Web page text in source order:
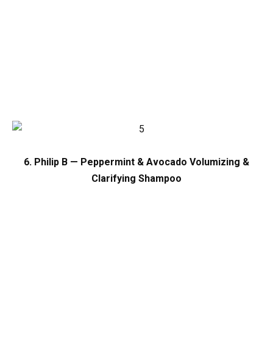
6. Philip B — Peppermint & Avocado Volumizing &
Clarifying Shampoo